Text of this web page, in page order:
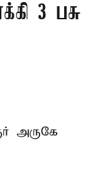
3 பசு
அருகே